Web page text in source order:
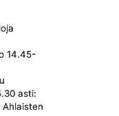
14.45-
asti: